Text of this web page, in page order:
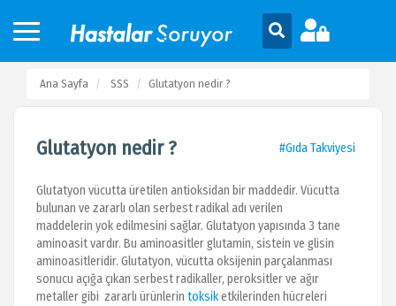
Ana Sayfa SSS Glutatyon nedir ?
Glutatyon nedir ? #Gıda Takviyesi
Glutatyon vücutta üretilen antioksidan bir maddedir. Vücutta
bulunan ve zararlı olan serbest radikal adı verilen
maddelerin yok edilmesini sağlar. Glutatyon yapısında 3 tane
aminoasit vardır. Bu aminoasitler glutamin, sistein ve glisin
aminoasitleridir. Glutatyon, vücutta oksijenin parçalanması
sonucu açığa çıkan serbest radikaller, peroksitler ve ağır
metaller gibi zararlı ürünlerin toksiketkilerinden hücreleri